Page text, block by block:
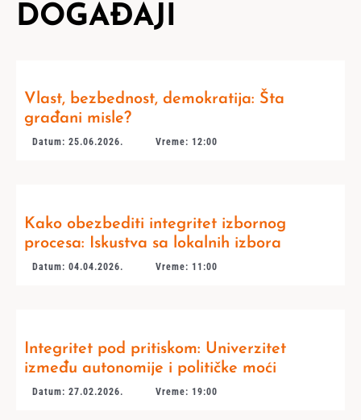
DOGAĐAJI
Vlast, bezbednost, demokratija: Šta
građani misle?
Datum: 25.06.2026. Vreme: 12:00
Kako obezbediti integritet izbornog
procesa: Iskustva sa lokalnih izbora
Datum: 04.04.2026. Vreme: 11:00
Integritet pod pritiskom: Univerzitet
između autonomije i političke moći
Datum: 27.02.2026. Vreme: 19:00